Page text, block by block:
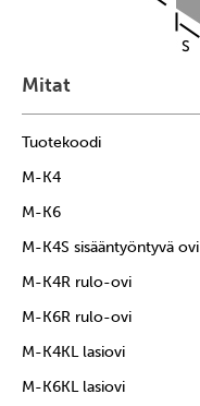
Mitat
Tuotekoodi
M-K4
M-K6
M-K4S sisääntyöntyvä ovi
M-K4R rulo-ovi
M-K6R rulo-ovi
M-K4KL lasiovi
M-K6KL lasiovi